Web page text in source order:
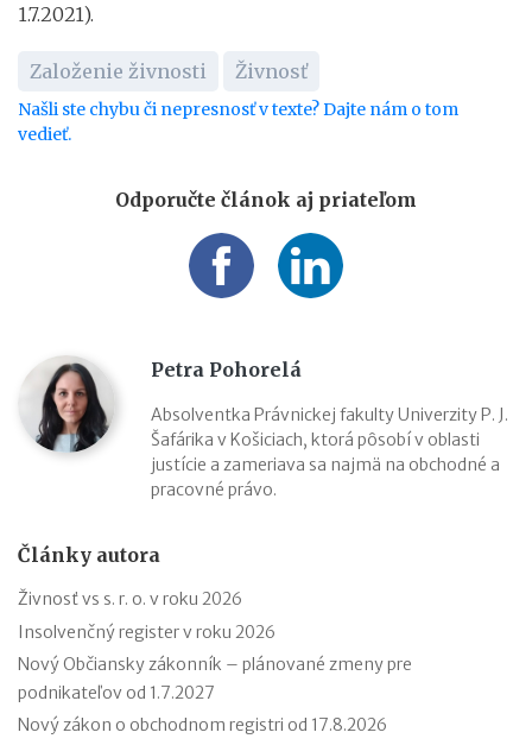
1.7.2021).
Založenie živnosti Živnosť
Našli ste chybu či nepresnosť v texte? Dajte nám o tom
vedieť.
Odporučte článok aj priateľom
Petra Pohorelá
Absolventka Právnickej fakulty Univerzity P. J.
Šafárika v Košiciach, ktorá pôsobí v oblasti
justície a zameriava sa najmä na obchodné a
pracovné právo.
Články autora
Živnosť vs s. r. o. v roku 2026
Insolvenčný register v roku 2026
Nový Občiansky zákonník – plánované zmeny pre
podnikateľov od 1.7.2027
Nový zákon o obchodnom registri od 17.8.2026